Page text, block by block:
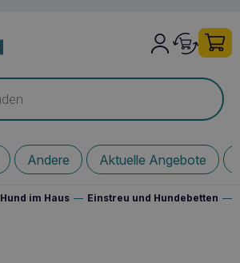
Andere Aktuelle Angebote
Hund im Haus — Einstreu und Hundebetten —